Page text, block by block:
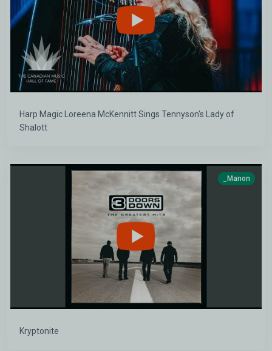
Harp Magic Loreena McKennitt Sings Tennyson's Lady of
Shalott
_Manon
Kryptonite